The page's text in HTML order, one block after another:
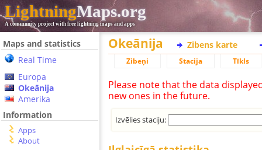
LightningMaps.org
A community project with free lightning maps and apps
Maps and statistics
Real Time
Europa
Okeānija
Amerika
Information
Apps
About
Okeānija Zibens karte
Zibeņi Stacija Tīkls
Please note that the data
new ones in the future.
Izvēlies staciju: